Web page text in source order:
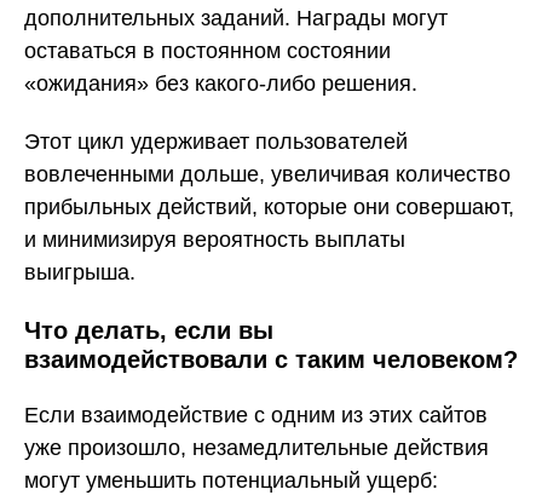
дополнительных заданий. Награды могут
оставаться в постоянном состоянии
«ожидания» без какого-либо решения.
Этот цикл удерживает пользователей
вовлеченными дольше, увеличивая количество
прибыльных действий, которые они совершают,
и минимизируя вероятность выплаты
выигрыша.
Что делать, если вы
взаимодействовали с таким человеком?
Если взаимодействие с одним из этих сайтов
уже произошло, незамедлительные действия
могут уменьшить потенциальный ущерб: